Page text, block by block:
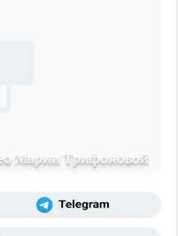
Марии Трифоновой